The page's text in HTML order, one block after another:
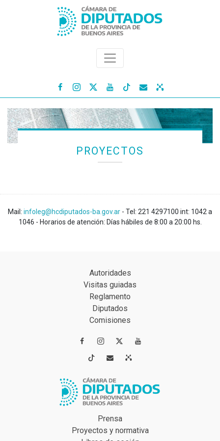
   
PROYECTOS
Mail: infoleg@hcdiputados-ba.gov.ar - Tel: 221 4297100 int: 1042 a
1046 - Horarios de atención: Días hábiles de 8:00 a 20:00 hs.
Autoridades
Visitas guiadas
Reglamento
Diputados
Comisiones
 
 
Prensa
Proyectos y normativa